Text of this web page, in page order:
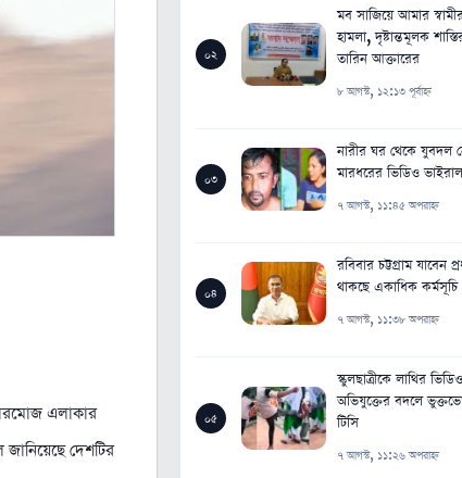
এলাকার
দেশটির
০২
মব সাজিয়ে আমার
হামলা, দৃষ্টান্তমূলক
তারিন আক্তারের
৮ আগস্ট, ১২:১৩ পূর্বাহ্ন
০৩
নারীর ঘর থেকে যুবদল
মারধরের ভিডিও ভাইরাল
৭ আগস্ট, ১১:৪৫ অপরাহ্ন
০৪
রবিবার চট্টগ্রাম যাবেন
থাকছে একাধিক কর্মসূচি
৭ আগস্ট, ১১:৩৮ অপরাহ্ন
০৫
স্কুলছাত্রীকে লাথির
অভিযুক্তের বদলে
টিসি
৭ আগস্ট, ১১:২৬ অপরাহ্ন